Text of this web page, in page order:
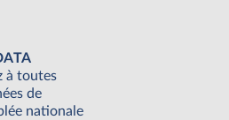
à toutes
de
nationale